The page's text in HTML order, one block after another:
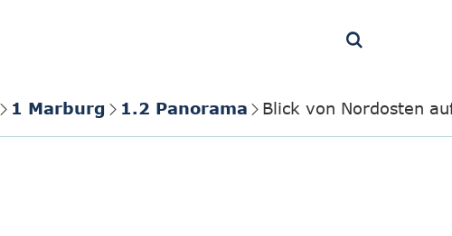
1 Marburg 1.2 Panorama Blick von Nordosten